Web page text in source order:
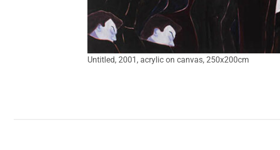
Untitled, 2001, acrylic on canvas, 250x200cm